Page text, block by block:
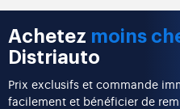
Achetez moins
Distriauto
Prix exclusifs et commande
facilement et bénéficier de